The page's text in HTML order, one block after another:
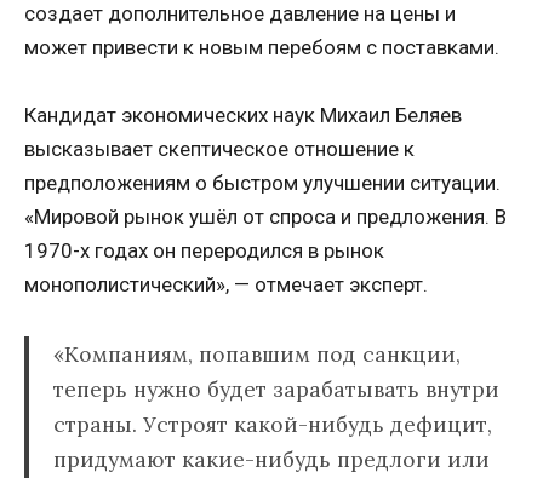
создает дополнительное давление на цены и
может привести к новым перебоям с поставками.
Кандидат экономических наук Михаил Беляев
высказывает скептическое отношение к
предположениям о быстром улучшении ситуации.
«Мировой рынок ушёл от спроса и предложения. В
1970-х годах он переродился в рынок
монополистический», — отмечает эксперт.
«Компаниям, попавшим под санкции,
теперь нужно будет зарабатывать внутри
страны. Устроят какой-нибудь дефицит,
придумают какие-нибудь предлоги или